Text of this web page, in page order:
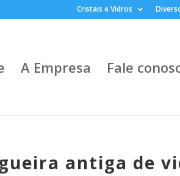
Cristais e Vidros
A Empresa Fale
antiga de